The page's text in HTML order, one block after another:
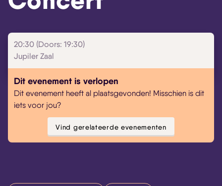
20:30 (Doors: 19:30)
Jupiler Zaal
Dit evenement is verlopen
Dit evenement heeft al plaatsgevonden! Misschien is dit
iets voor jou?
Vind gerelateerde evenementen